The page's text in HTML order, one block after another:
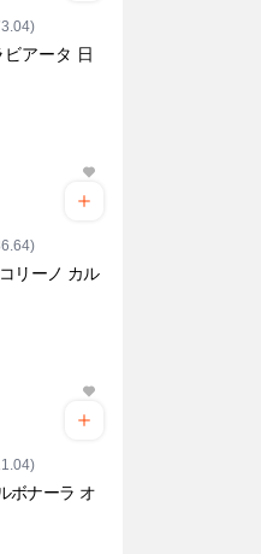
アータ 日
リーノ カル
ボナーラ オ